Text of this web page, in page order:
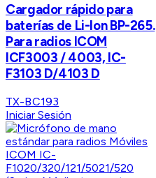
Cargador rápido para
baterías de Li-Ion BP-265.
Para radios ICOM
ICF3003 / 4003, IC-
F3103 D/4103 D
TX-BC193
Iniciar Sesión